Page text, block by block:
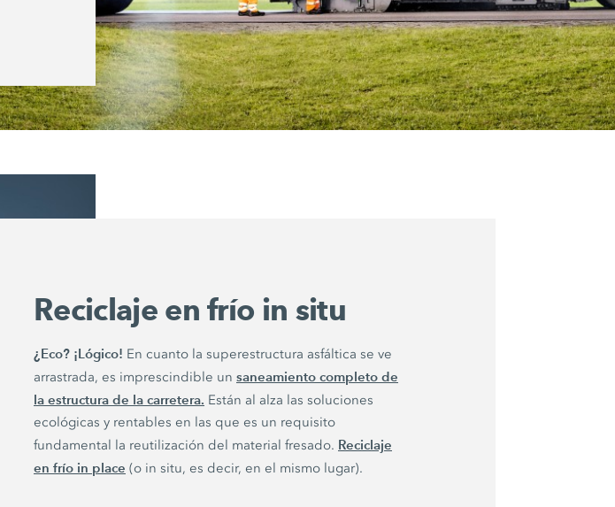
Reciclaje en frío in situ
¿Eco? ¡Lógico! En cuanto la superestructura asfáltica se ve
arrastrada, es imprescindible un saneamiento completo de
la estructura de la carretera. Están al alza las soluciones
ecológicas y rentables en las que es un requisito
fundamental la reutilización del material fresado. Reciclaje
en frío in place (o in situ, es decir, en el mismo lugar).